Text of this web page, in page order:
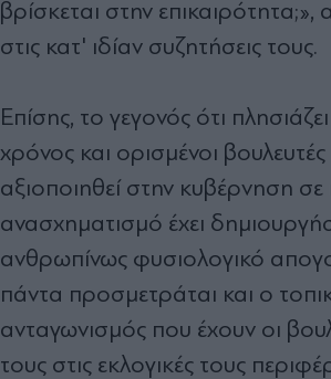
βρίσκεται στην επικαιρότητα;»,
στις κατ' ιδίαν συζητήσεις τους.
Επίσης, το γεγονός ότι
χρόνος και ορισμένοι
αξιοποιηθεί στην κυβέρνηση
ανασχηματισμό έχει
ανθρωπίνως φυσιολογικό
πάντα προσμετράται και ο
ανταγωνισμός που έχουν οι
τους στις εκλογικές τους